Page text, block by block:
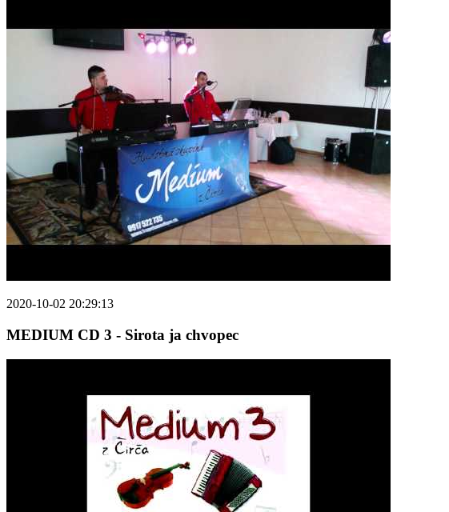
2020-10-02 20:29:13
MEDIUM CD 3 - Sirota ja chvopec